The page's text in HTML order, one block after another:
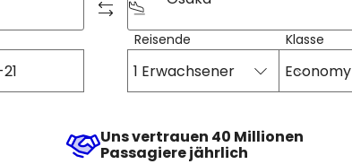
Reisende
1 Erwachsener
Klasse
Economy
Uns vertrauen 40 Millionen
Passagiere jährlich